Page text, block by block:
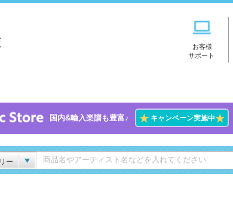
お客様
サポート
国内&輸入楽譜も豊富♪ ★キャンペーン実施中★
ー